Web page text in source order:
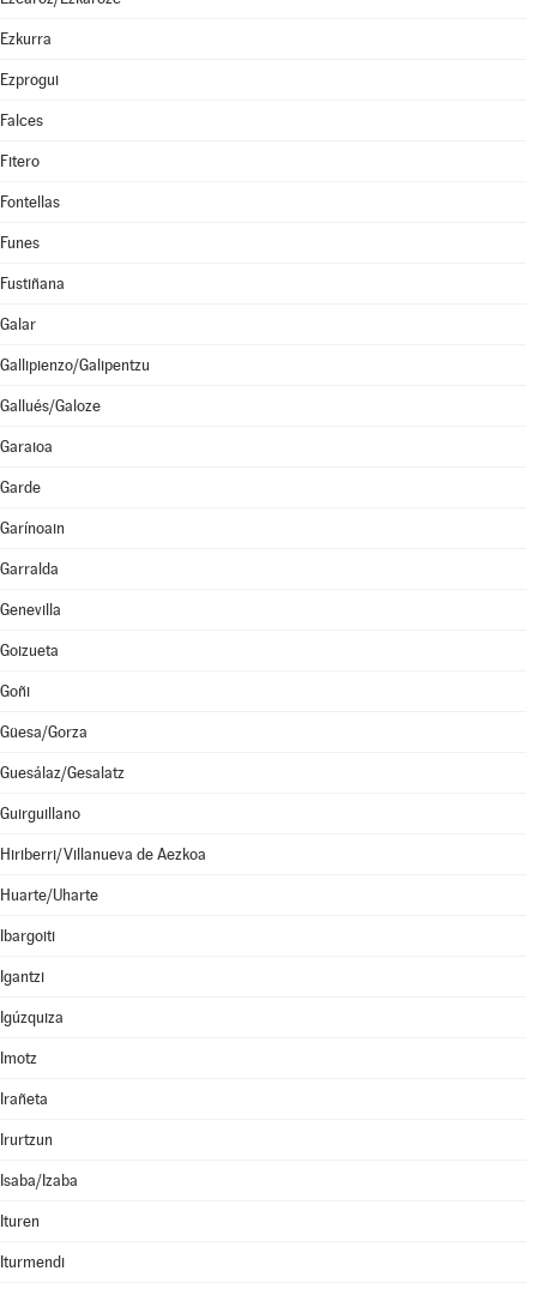
Ezkurra
Ezprogui
Falces
Fitero
Fontellas
Funes
Fustiñana
Galar
Gallipienzo/Galipentzu
Gallués/Galoze
Garaioa
Garde
Garínoain
Garralda
Genevilla
Goizueta
Goñi
Güesa/Gorza
Guesálaz/Gesalatz
Guirguillano
Hiriberri/Villanueva de Aezkoa
Huarte/Uharte
Ibargoiti
Igantzi
Igúzquiza
Imotz
Irañeta
Irurtzun
Isaba/Izaba
Ituren
Iturmendi